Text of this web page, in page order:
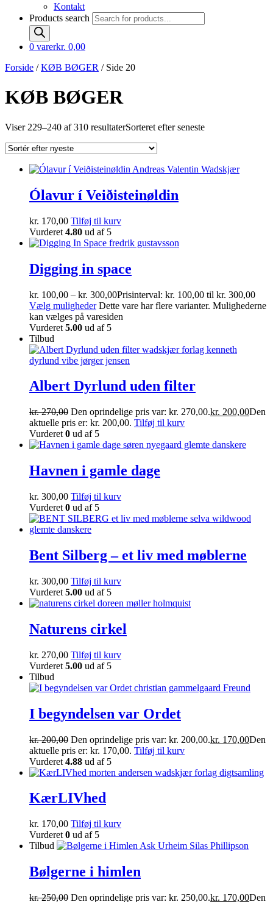
Kontakt
Products search
0 varerkr. 0,00
Forside /KØB BØGER / Side 20
KØB BØGER
Viser 229–240 af 310 resultaterSorteret efter seneste
Ólavur í Veiðisteinøldin
kr. 170,00 Tilføj til kurv
Vurderet 4.80 ud af 5
Digging in space
kr. 100,00 – kr. 300,00Prisinterval: kr. 100,00 til kr. 300,00
Vælg muligheder Dette vare har flere varianter. Mulighederne
kan vælges på varesiden
Vurderet 5.00 ud af 5
Tilbud
Albert Dyrlund uden filter
kr.270,00 Den oprindelige pris var: kr. 270,00.kr. 200,00Den
aktuelle pris er: kr. 200,00. Tilføj til kurv
Vurderet 0 ud af 5
Havnen i gamle dage
kr. 300,00 Tilføj til kurv
Vurderet 0 ud af 5
Bent Silberg – et liv med møblerne
kr. 300,00 Tilføj til kurv
Vurderet 5.00 ud af 5
Naturens cirkel
kr. 270,00 Tilføj til kurv
Vurderet 5.00 ud af 5
Tilbud
I begyndelsen var Ordet
kr.200,00 Den oprindelige pris var: kr. 200,00.kr. 170,00Den
aktuelle pris er: kr. 170,00. Tilføj til kurv
Vurderet 4.88 ud af 5
KærLIVhed
kr. 170,00 Tilføj til kurv
Vurderet 0 ud af 5
Tilbud
Bølgerne i himlen
kr.250,00 Den oprindelige pris var: kr. 250,00.kr. 170,00Den